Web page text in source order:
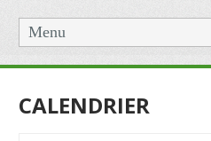
Menu
CALENDRIER